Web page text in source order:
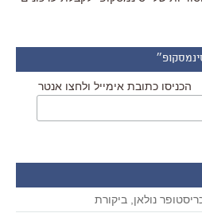
הכניסו כתובת אימייל ולחצו אנטר
נולאן, ביקורת